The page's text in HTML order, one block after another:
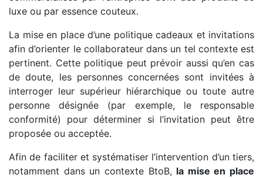
luxe ou par essence couteux.
La mise en place d’une politique cadeaux et invitations
afin d’orienter le collaborateur dans un tel contexte est
pertinent. Cette politique peut prévoir aussi qu’en cas
de doute, les personnes concernées sont invitées à
interroger leur supérieur hiérarchique ou toute autre
personne désignée (par exemple, le responsable
conformité) pour déterminer si l’invitation peut être
proposée ou acceptée.
Afin de faciliter et systématiser l’intervention d’un tiers,
notamment dans un contexte BtoB, la mise en place